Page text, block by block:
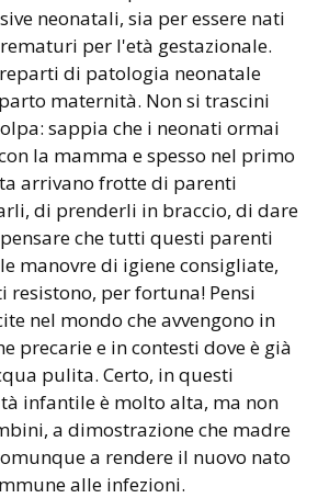
neonatali, sia per essere nati
per l'età gestazionale.
di patologia neonatale
maternità. Non si trascini
sappia che i neonati ormai
la mamma e spesso nel primo
arrivano frotte di parenti
di prenderli in braccio, di dare
che tutti questi parenti
manovre di igiene consigliate,
resistono, per fortuna! Pensi
nel mondo che avvengono in
precarie e in contesti dove è già
pulita. Certo, in questi
infantile è molto alta, ma non
a dimostrazione che madre
a rendere il nuovo nato
alle infezioni.